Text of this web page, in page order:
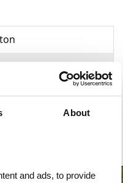
About
and ads, to provide